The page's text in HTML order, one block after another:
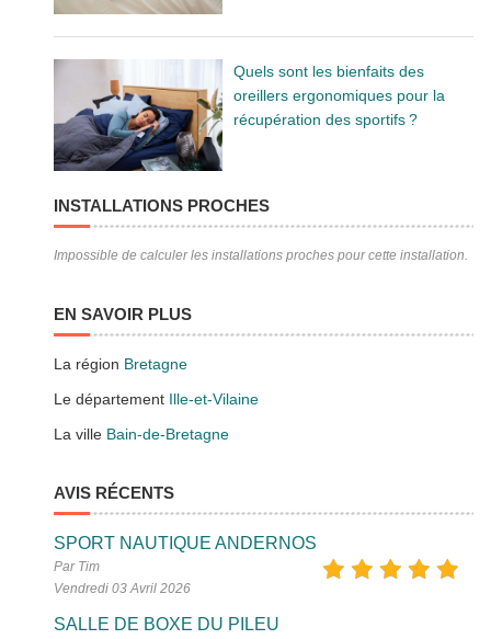
Quels sont les bienfaits des
oreillers ergonomiques pour la
récupération des sportifs ?
INSTALLATIONS PROCHES
Impossible de calculer les installations proches pour cette installation.
EN SAVOIR PLUS
La région Bretagne
Le département Ille-et-Vilaine
La ville Bain-de-Bretagne
AVIS RÉCENTS
SPORT NAUTIQUE ANDERNOS
Par Tim
Vendredi 03 Avril 2026
SALLE DE BOXE DU PILEU